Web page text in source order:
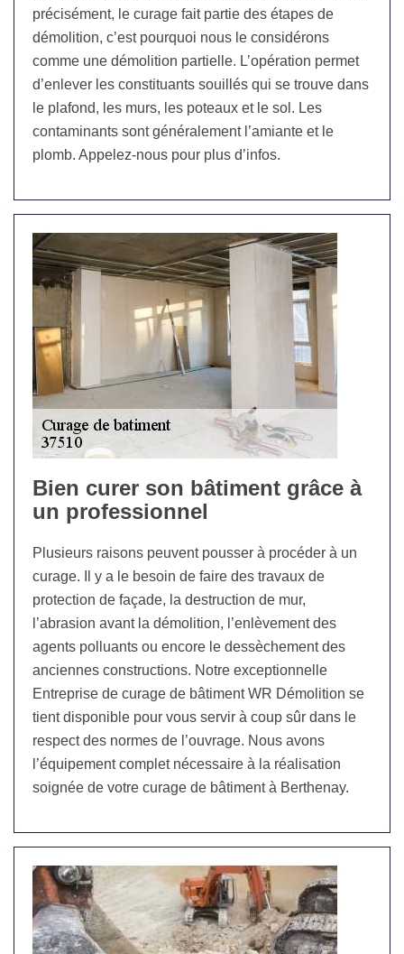
précisément, le curage fait partie des étapes de
démolition, c’est pourquoi nous le considérons
comme une démolition partielle. L’opération permet
d’enlever les constituants souillés qui se trouve dans
le plafond, les murs, les poteaux et le sol. Les
contaminants sont généralement l’amiante et le
plomb. Appelez-nous pour plus d’infos.
Bien curer son bâtiment grâce à
un professionnel
Plusieurs raisons peuvent pousser à procéder à un
curage. Il y a le besoin de faire des travaux de
protection de façade, la destruction de mur,
l’abrasion avant la démolition, l’enlèvement des
agents polluants ou encore le dessèchement des
anciennes constructions. Notre exceptionnelle
Entreprise de curage de bâtiment WR Démolition se
tient disponible pour vous servir à coup sûr dans le
respect des normes de l’ouvrage. Nous avons
l’équipement complet nécessaire à la réalisation
soignée de votre curage de bâtiment à Berthenay.